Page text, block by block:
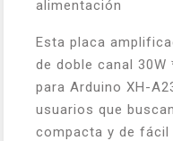
Esta placa
de doble canal 30W
para Arduino XH-
usuarios que
compacta y de